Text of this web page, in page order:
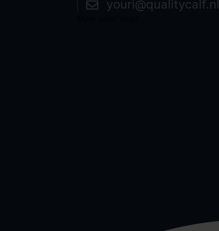
youri@qualitycalf.nl